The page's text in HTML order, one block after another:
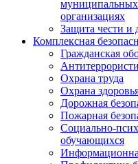
организациях
Защита чести и
Комплексная
Гражданская
Охрана труда
Охрана
Дорожная
Пожарная
Социально-
обучающихся